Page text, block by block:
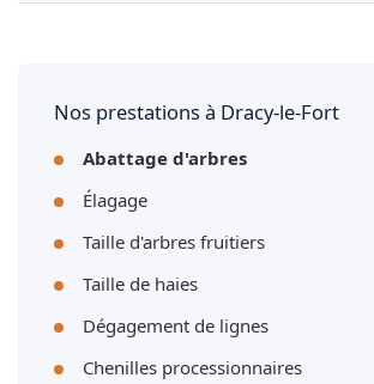
propre.Nos prestations à Dracy-le-Fort
Abattage d'arbres
Élagage
Taille d'arbres fruitiers
Taille de haies
Dégagement de lignes
Chenilles processionnaires